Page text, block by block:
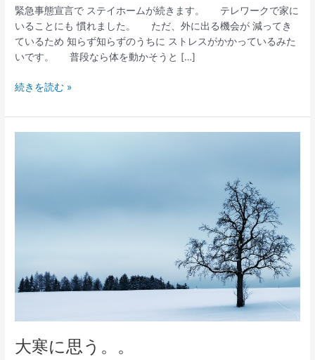
緊急事態宣言で ステイホームが続きます。 テレワークで家に
いることにも 慣れました。 ただ、外に出る機会が 減ってき
ているため 知らず知らずのうちに ストレスがかかっているみた
いです。 普段なら体を動かそうと […]
続きを読む »
大寒に思う。。